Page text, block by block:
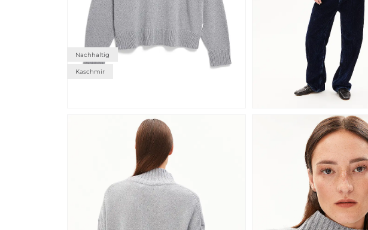
Nachhaltig
Kaschmir